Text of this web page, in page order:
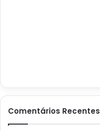
Comentários Recentes